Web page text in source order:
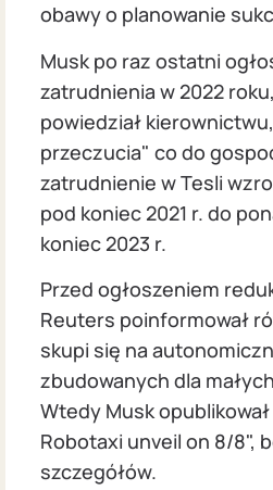
obawy o planowanie
Musk po raz ostatni
zatrudnienia w 2022
powiedział
przeczucia" co do
zatrudnienie w Tesli
pod koniec 2021 r. do
koniec 2023 r.
Przed ogłoszeniem
Reuters poinformował
skupi się na
zbudowanych dla
Wtedy Musk
Robotaxi unveil on 8/8",
szczegółów.